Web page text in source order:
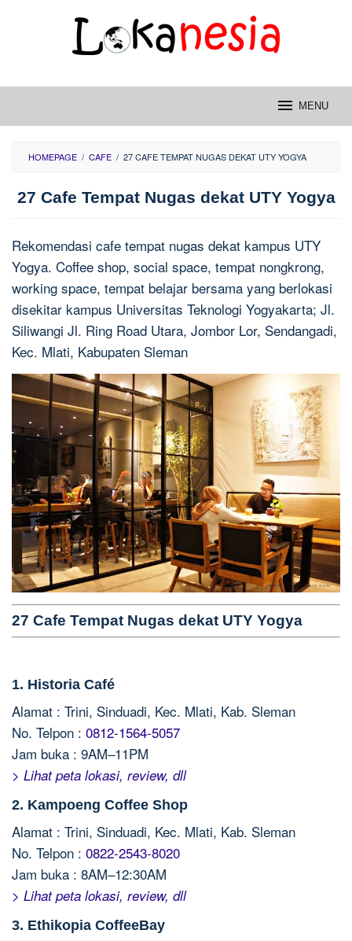
MENU
HOMEPAGE / CAFE / 27 CAFE TEMPAT NUGAS DEKAT UTY YOGYA
27 Cafe Tempat Nugas dekat UTY Yogya
Rekomendasi cafe tempat nugas dekat kampus UTY
Yogya. Coffee shop, social space, tempat nongkrong,
working space, tempat belajar bersama yang berlokasi
disekitar kampus Universitas Teknologi Yogyakarta; Jl.
Siliwangi Jl. Ring Road Utara, Jombor Lor, Sendangadi,
Kec. Mlati, Kabupaten Sleman
27 Cafe Tempat Nugas dekat UTY Yogya
1. Historia Café
Alamat : Trini, Sinduadi, Kec. Mlati, Kab. Sleman
No. Telpon : 0812-1564-5057
Jam buka : 9AM–11PM
> Lihat peta lokasi, review, dll
2. Kampoeng Coffee Shop
Alamat : Trini, Sinduadi, Kec. Mlati, Kab. Sleman
No. Telpon : 0822-2543-8020
Jam buka : 8AM–12:30AM
> Lihat peta lokasi, review, dll
3. Ethikopia CoffeeBay